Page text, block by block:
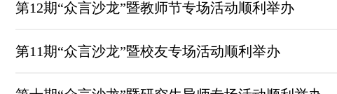
第12期“众言沙龙”暨教师节专场活动顺利举办
第11期“众言沙龙”暨校友专场活动顺利举办